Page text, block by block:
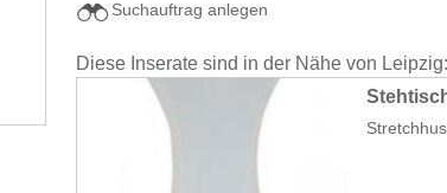
Suchauftrag anlegen
Diese Inserate sind in der Nähe von Leipzig: